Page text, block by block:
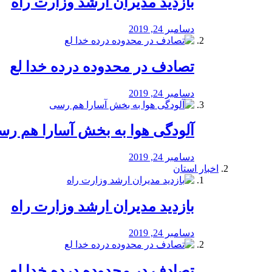
دسامبر 24, 2019
تصادف در محدوده درده خدا لع
دسامبر 24, 2019
آلودگی هوا به بخش آسارا هم
دسامبر 24, 2019
اخبار استان
بازدید مدیران ارشد وزارت راه
دسامبر 24, 2019